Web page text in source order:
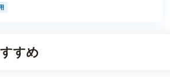
すめ